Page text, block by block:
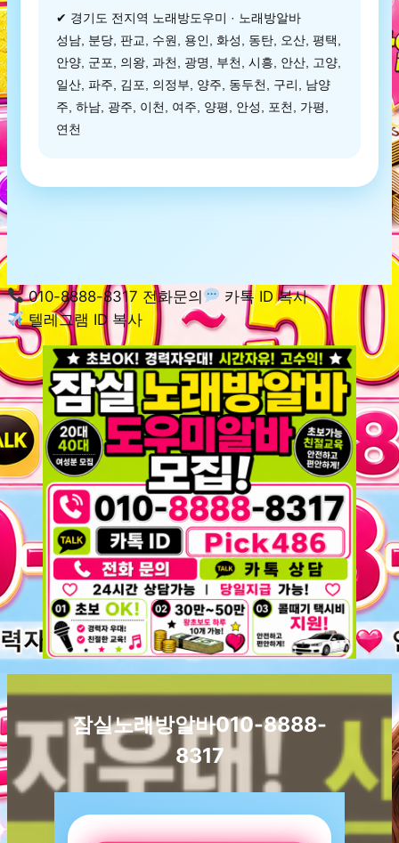
✔ 경기도 전지역 노래방도우미 · 노래방알바
성남, 분당, 판교, 수원, 용인, 화성, 동탄, 오산, 평택,
안양, 군포, 의왕, 과천, 광명, 부천, 시흥, 안산, 고양,
일산, 파주, 김포, 의정부, 양주, 동두천, 구리, 남양
주, 하남, 광주, 이천, 여주, 양평, 안성, 포천, 가평,
연천
010-8888-8317 전화문의
카톡 ID 복사
텔레그램 ID 복사
잠실노래방알바010-8888-
8317